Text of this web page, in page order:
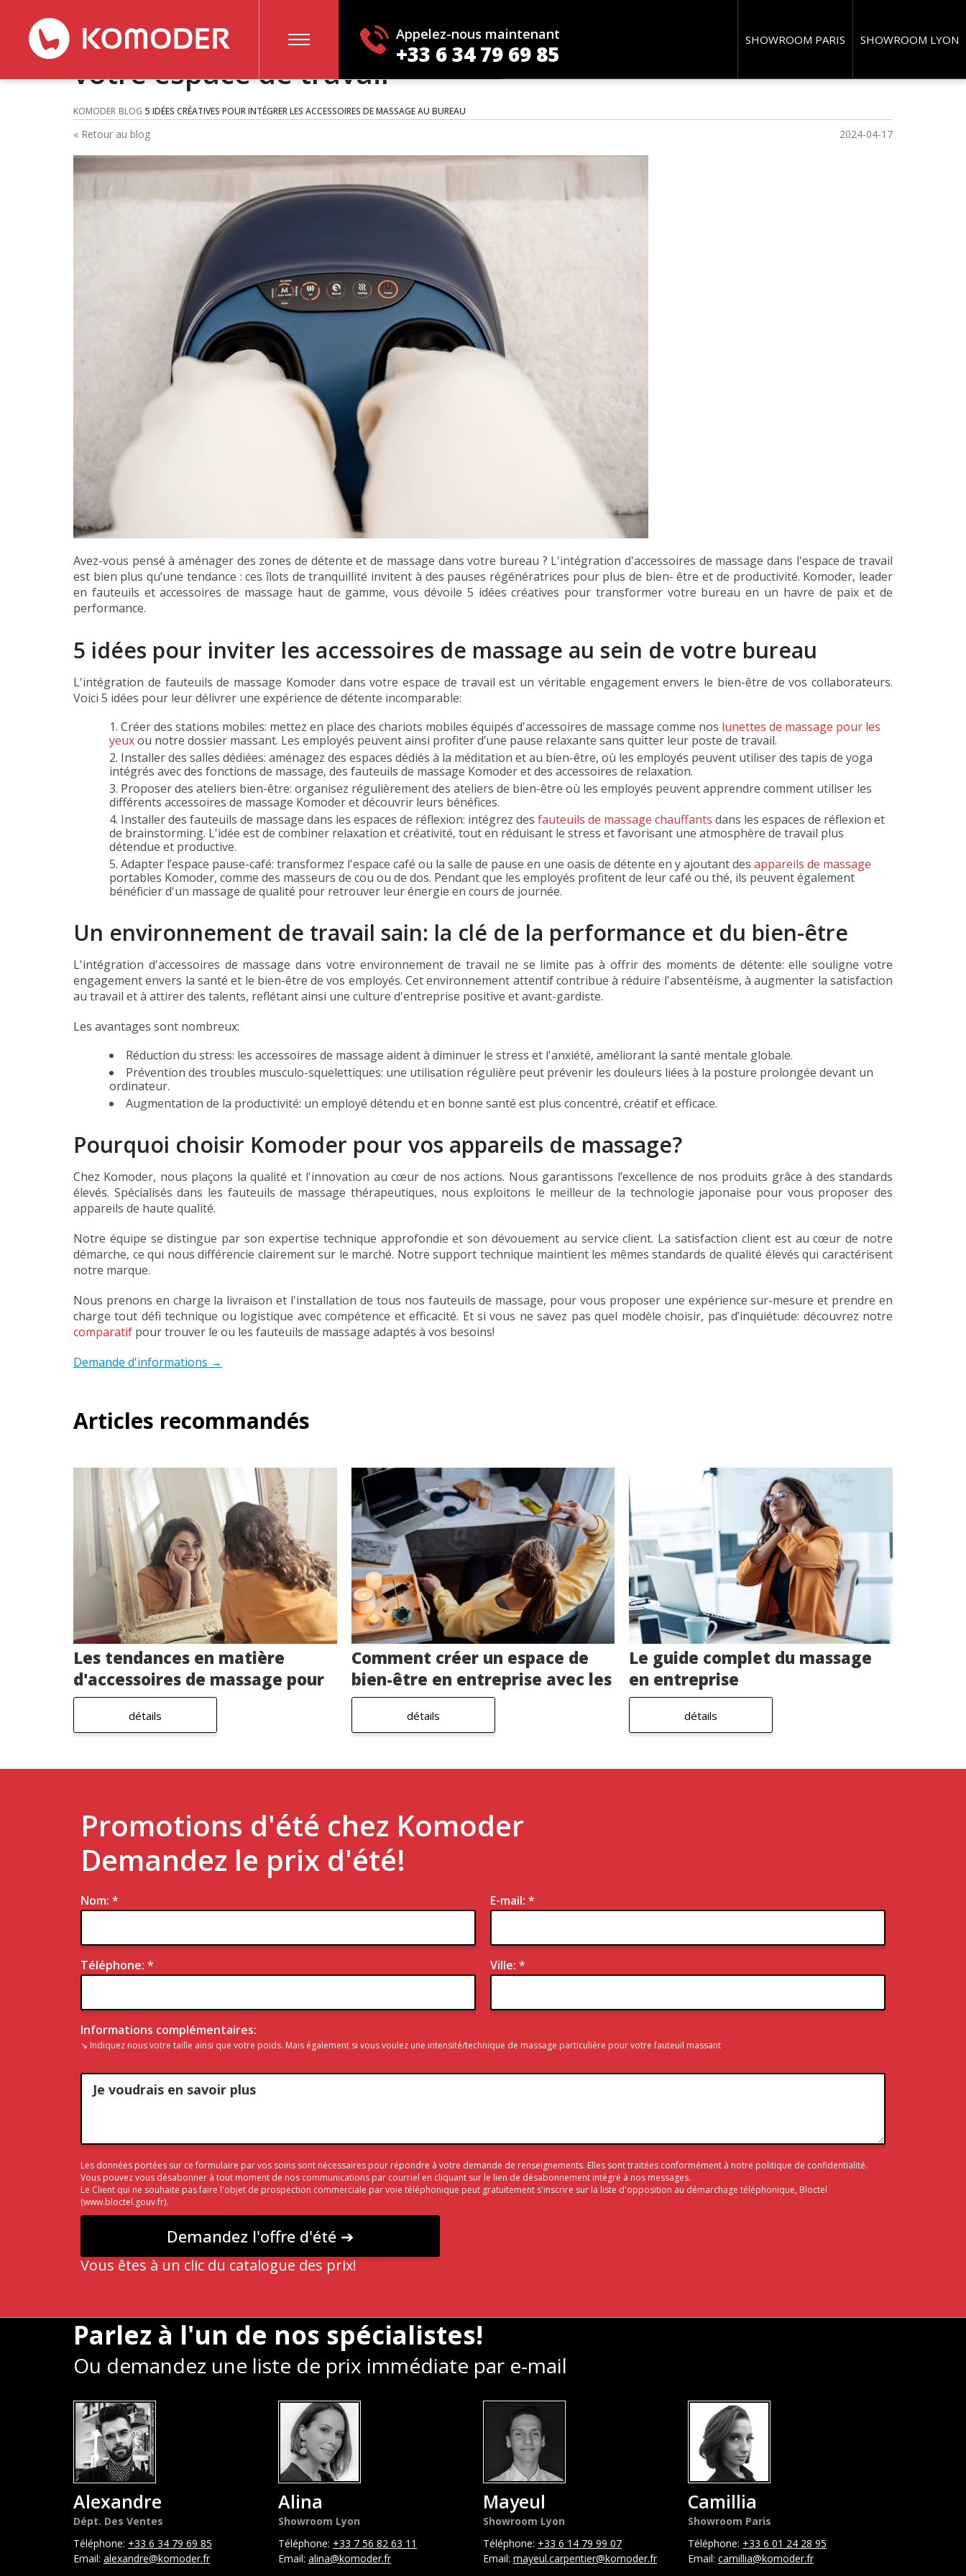
Appelez-nous maintenant
+33 6 34 79 69 85
SHOWROOM LYON
SHOWROOM PARIS
5 idées pour intégrer les accessoires de massage dans
votre espace de travail
KOMODER BLOG 5 IDÉES CRÉATIVES POUR INTÉGRER LES ACCESSOIRES DE MASSAGE AU BUREAU
« Retour au blog 2024-04-17
Avez-vous pensé à aménager des zones de détente et de massage dans votre bureau ? L'intégration d'accessoires de massage dans l'espace de travail
est bien plus qu’une tendance : ces îlots de tranquillité invitent à des pauses régénératrices pour plus de bien- être et de productivité. Komoder, leader
en fauteuils et accessoires de massage haut de gamme, vous dévoile 5 idées créatives pour transformer votre bureau en un havre de paix et de
performance.
5 idées pour inviter les accessoires de massage au sein de votre bureau
L'intégration de fauteuils de massage Komoder dans votre espace de travail est un véritable engagement envers le bien-être de vos collaborateurs.
Voici 5 idées pour leur délivrer une expérience de détente incomparable:
Créer des stations mobiles: mettez en place des chariots mobiles équipés d'accessoires de massage comme nos lunettes de massage pour les
yeuxou notre dossier massant. Les employés peuvent ainsi profiter d’une pause relaxante sans quitter leur poste de travail.
Installer des salles dédiées: aménagez des espaces dédiés à la méditation et au bien-être, où les employés peuvent utiliser des tapis de yoga
intégrés avec des fonctions de massage, des fauteuils de massage Komoder et des accessoires de relaxation.
Proposer des ateliers bien-être: organisez régulièrement des ateliers de bien-être où les employés peuvent apprendre comment utiliser les
différents accessoires de massage Komoder et découvrir leurs bénéfices.
Installer des fauteuils de massage dans les espaces de réflexion: intégrez des fauteuils de massage chauffants dans les espaces de réflexion et
de brainstorming. L'idée est de combiner relaxation et créativité, tout en réduisant le stress et favorisant une atmosphère de travail plus
détendue et productive.
Adapter l’espace pause-café: transformez l'espace café ou la salle de pause en une oasis de détente en y ajoutant des appareils de massage
portables Komoder, comme des masseurs de cou ou de dos. Pendant que les employés profitent de leur café ou thé, ils peuvent également
bénéficier d'un massage de qualité pour retrouver leur énergie en cours de journée.
Un environnement de travail sain: la clé de la performance et du bien-être
L'intégration d'accessoires de massage dans votre environnement de travail ne se limite pas à offrir des moments de détente: elle souligne votre
engagement envers la santé et le bien-être de vos employés. Cet environnement attentif contribue à réduire l'absentéisme, à augmenter la satisfaction
au travail et à attirer des talents, reflétant ainsi une culture d'entreprise positive et avant-gardiste.
Les avantages sont nombreux:
Réduction du stress: les accessoires de massage aident à diminuer le stress et l'anxiété, améliorant la santé mentale globale.
Prévention des troubles musculo-squelettiques: une utilisation régulière peut prévenir les douleurs liées à la posture prolongée devant un
ordinateur.
Augmentation de la productivité: un employé détendu et en bonne santé est plus concentré, créatif et efficace.
Pourquoi choisir Komoder pour vos appareils de massage?
Chez Komoder, nous plaçons la qualité et l'innovation au cœur de nos actions. Nous garantissons l’excellence de nos produits grâce à des standards
élevés. Spécialisés dans les fauteuils de massage thérapeutiques, nous exploitons le meilleur de la technologie japonaise pour vous proposer des
appareils de haute qualité.
Notre équipe se distingue par son expertise technique approfondie et son dévouement au service client. La satisfaction client est au cœur de notre
démarche, ce qui nous différencie clairement sur le marché. Notre support technique maintient les mêmes standards de qualité élevés qui caractérisent
notre marque.
Nous prenons en charge la livraison et l'installation de tous nos fauteuils de massage, pour vous proposer une expérience sur-mesure et prendre en
charge tout défi technique ou logistique avec compétence et efficacité. Et si vous ne savez pas quel modèle choisir, pas d’inquiétude: découvrez notre
comparatif pour trouver le ou les fauteuils de massage adaptés à vos besoins!
Demande d'informations →
Articles recommandés
Les tendances en matière
d'accessoires de massage pour
entreprise
détails
Comment créer un espace de
bien-être en entreprise avec les
accessoires de massage?
détails
Le guide complet du massage
en entreprise
détails
Promotions d'été chez Komoder
Demandez le prix d'été!
Nom: * E-mail: *
Téléphone: * Ville: *
Informations complémentaires:
↘ Indiquez nous votre taille ainsi que votre poids. Mais également si vous voulez une intensité/technique de massage particulière pour votre fauteuil massant
Les données portées sur ce formulaire par vos soins sont nécessaires pour répondre à votre demande de renseignements. Elles sont traitées conformément à notre politique de confidentialité.
Vous pouvez vous désabonner à tout moment de nos communications par courriel en cliquant sur le lien de désabonnement intégré à nos messages.
Le Client qui ne souhaite pas faire l'objet de prospection commerciale par voie téléphonique peut gratuitement s'inscrire sur la liste d'opposition au démarchage téléphonique, Bloctel
(www.bloctel.gouv.fr).
Vous êtes à un clic du catalogue des prix!
Parlez à l'un de nos spécialistes!
Ou demandez une liste de prix immédiate par e-mail
Alexandre
Dépt. Des Ventes
Téléphone: +33 6 34 79 69 85
Email: alexandre@komoder.fr
Alina
Showroom Lyon
Téléphone: +33 7 56 82 63 11
Email: alina@komoder.fr
Mayeul
Showroom Lyon
Téléphone: +33 6 14 79 99 07
Email: mayeul.carpentier@komoder.fr
Camillia
Showroom Paris
Téléphone: +33 6 01 24 28 95
Email: camillia@komoder.fr